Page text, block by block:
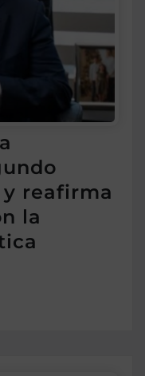
reafirma
la